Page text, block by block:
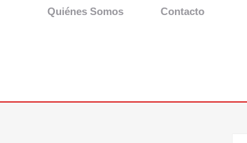
Quiénes Somos Contacto